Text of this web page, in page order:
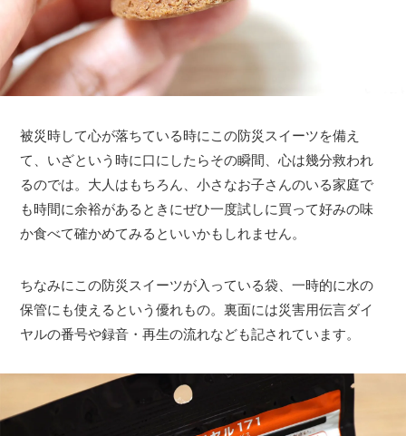
被災時して心が落ちている時にこの防災スイーツを備え
て、いざという時に口にしたらその瞬間、心は幾分救われ
るのでは。大人はもちろん、小さなお子さんのいる家庭で
も時間に余裕があるときにぜひ一度試しに買って好みの味
か食べて確かめてみるといいかもしれません。
ちなみにこの防災スイーツが入っている袋、一時的に水の
保管にも使えるという優れもの。裏面には災害用伝言ダイ
ヤルの番号や録音・再生の流れなども記されています。